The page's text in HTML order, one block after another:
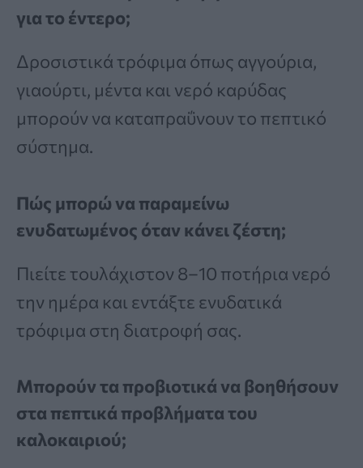
για το έντερο;
Δροσιστικά τρόφιμα όπως αγγούρια,
γιαούρτι, μέντα και νερό καρύδας
μπορούν να καταπραΰνουν το πεπτικό
σύστημα.
Πώς μπορώ να παραμείνω
ενυδατωμένος όταν κάνει ζέστη;
Πιείτε τουλάχιστον 8–10 ποτήρια νερό
την ημέρα και εντάξτε ενυδατικά
τρόφιμα στη διατροφή σας.
Μπορούν τα προβιοτικά να βοηθήσουν
στα πεπτικά προβλήματα του
καλοκαιριού;